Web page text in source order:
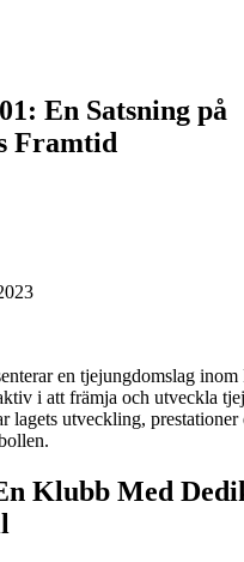
En Satsning på
Framtid
en tjejungdomslag
i att främja och utveckla
lagets utveckling, prestationer
Klubb Med